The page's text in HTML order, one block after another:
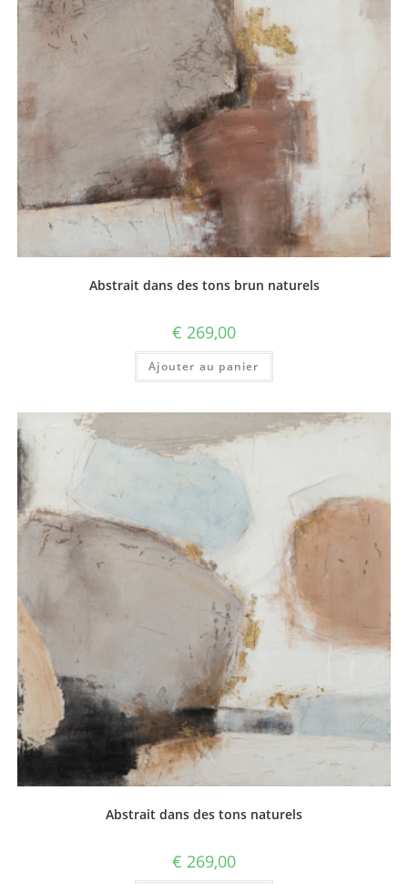
Abstrait dans des tons brun naturels
€ 269,00
Ajouter au panier
Abstrait dans des tons naturels
€ 269,00